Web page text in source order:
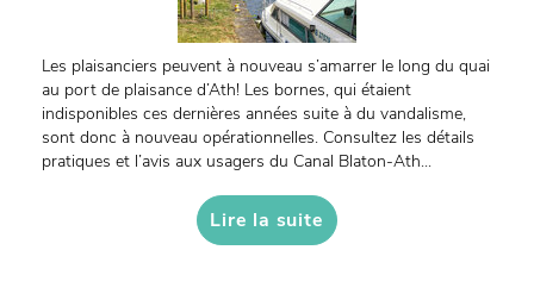
Les plaisanciers peuvent à nouveau s’amarrer le long du quai
au port de plaisance d’Ath! Les bornes, qui étaient
indisponibles ces dernières années suite à du vandalisme,
sont donc à nouveau opérationnelles. Consultez les détails
pratiques et l’avis aux usagers du Canal Blaton-Ath...
Lire la suite